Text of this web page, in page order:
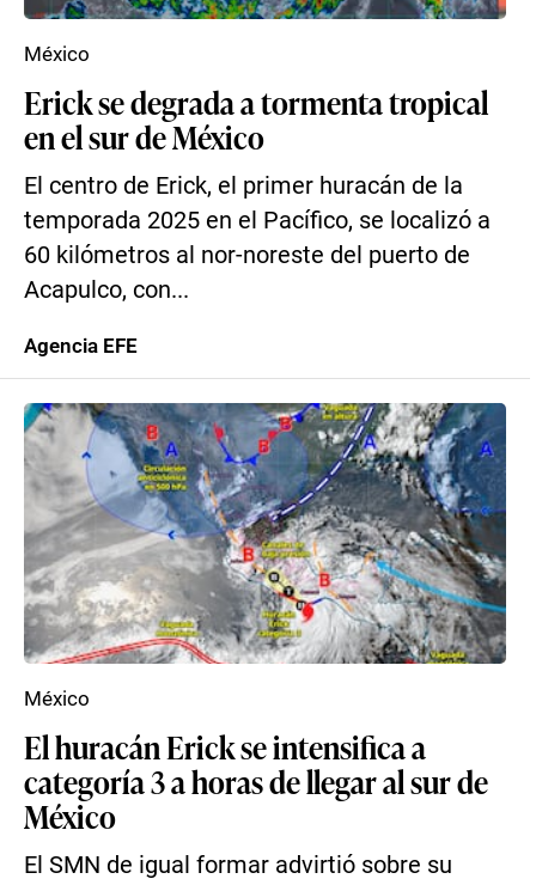
Erick se degrada a tormenta tropical
en el sur de México
El centro de Erick, el primer huracán de la
temporada 2025 en el Pacífico, se localizó a
60 kilómetros al nor-noreste del puerto de
Acapulco, con...
México
Agencia EFE
El huracán Erick se intensifica a
categoría 3 a horas de llegar al sur de
México
El SMN de igual formar advirtió sobre su
México